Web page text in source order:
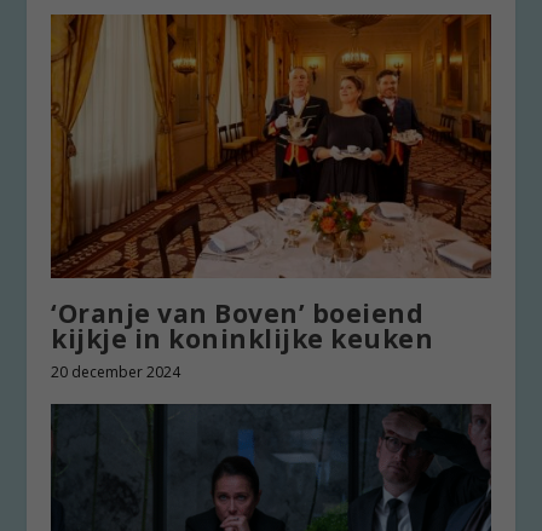
‘Oranje van Boven’ boeiend
kijkje in koninklijke keuken
20 december 2024